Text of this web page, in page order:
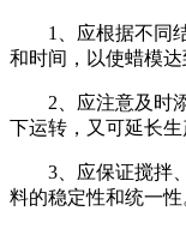
1、应根据不同
和时间，以使蜡模达
2、应注意及时
下运转，又可延长生
3、应保证搅拌
料的稳定性和统一性